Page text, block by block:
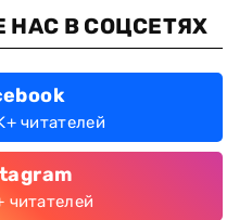
НАС В СОЦСЕТЯХ
читателей
читателей